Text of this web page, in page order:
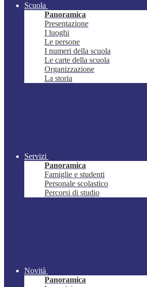
Scuola
Panoramica
Presentazione
I luoghi
Le persone
I numeri della scuola
Le carte della scuola
Organizzazione
La storia
Servizi
Panoramica
Famiglie e studenti
Personale scolastico
Percorsi di studio
Novità
Panoramica